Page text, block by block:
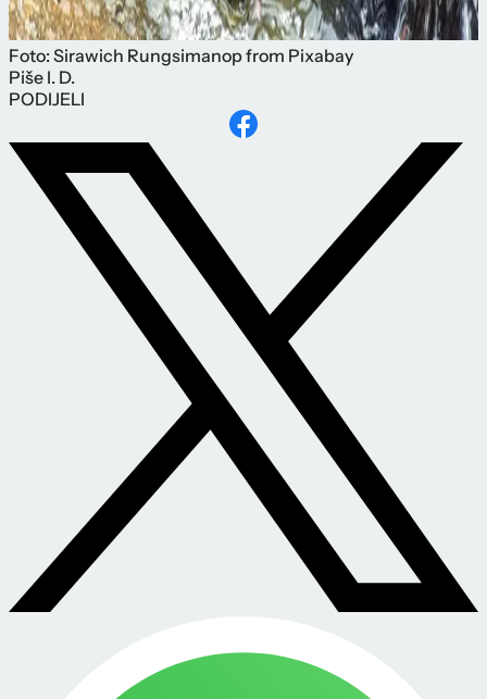
Foto: Sirawich Rungsimanop from Pixabay
Piše I. D.
PODIJELI